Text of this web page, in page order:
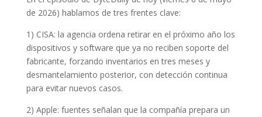
de 2026) hablamos de tres frentes clave:
1) CISA: la agencia ordena retirar en el próximo año los
dispositivos y software que ya no reciben soporte del
fabricante, forzando inventarios en tres meses y
desmantelamiento posterior, con detección continua
para evitar nuevos casos.
2) Apple: fuentes señalan que la compañía prepara un